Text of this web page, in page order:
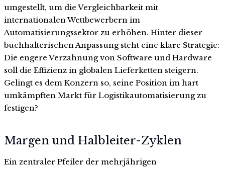
umgestellt, um die Vergleichbarkeit mit
internationalen Wettbewerbern im
Automatisierungssektor zu erhöhen. Hinter dieser
buchhalterischen Anpassung steht eine klare Strategie:
Die engere Verzahnung von Software und Hardware
soll die Effizienz in globalen Lieferketten steigern.
Gelingt es dem Konzern so, seine Position im hart
umkämpften Markt für Logistikautomatisierung zu
festigen?
Margen und Halbleiter-Zyklen
Ein zentraler Pfeiler der mehrjährigen